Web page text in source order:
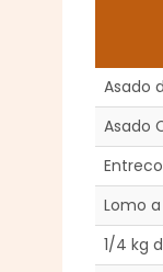
Asado
Asado
Lomo a
1/4 kg